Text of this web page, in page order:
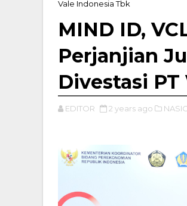
Vale Indonesia Tbk
MIND ID,
Perjanjian
Divestasi
EDITOR 2 years ago